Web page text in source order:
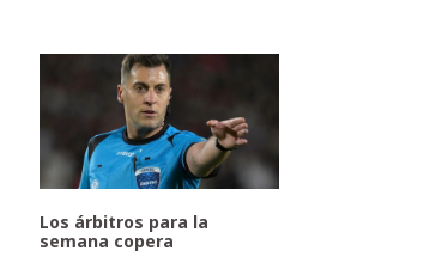
Los árbitros para la
semana copera